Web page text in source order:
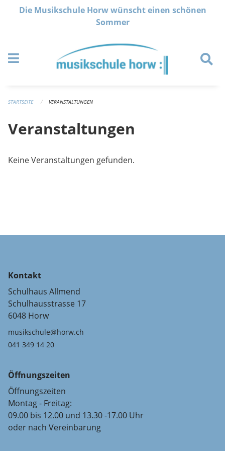
Navigation überspringen
Die Musikschule Horw wünscht einen schönen
Sommer
STARTSEITE VERANSTALTUNGEN
Veranstaltungen
Keine Veranstaltungen gefunden.
Kontakt
Schulhaus Allmend
Schulhausstrasse 17
6048 Horw
musikschule@horw.ch
041 349 14 20
Öffnungszeiten
Öffnungszeiten
Montag - Freitag:
09.00 bis 12.00 und 13.30 -17.00 Uhr
oder nach Vereinbarung